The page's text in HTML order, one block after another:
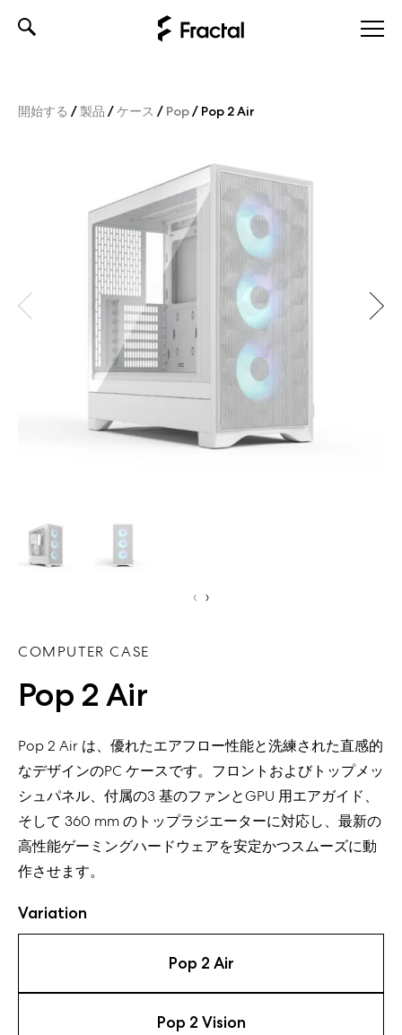
開始する /製品 /ケース / Pop/ Pop 2 Air
‹ ›
COMPUTER CASE
Pop 2 Air
Pop 2 Air は、優れたエアフロー性能と洗練された直感的
なデザインのPC ケースです。フロントおよびトップメッ
シュパネル、付属の3 基のファンとGPU 用エアガイド、
そして 360 mm のトップラジエーターに対応し、最新の
高性能ゲーミングハードウェアを安定かつスムーズに動
作させます。
Variation
Pop 2 Air
Pop 2 Vision